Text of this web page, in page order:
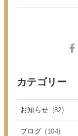
カテゴリー
お知らせ (82)
ブログ (104)